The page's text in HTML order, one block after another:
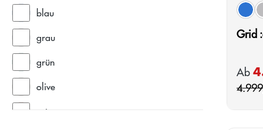
blau
grau
grün
olive
rot
blue
Grid
Ab